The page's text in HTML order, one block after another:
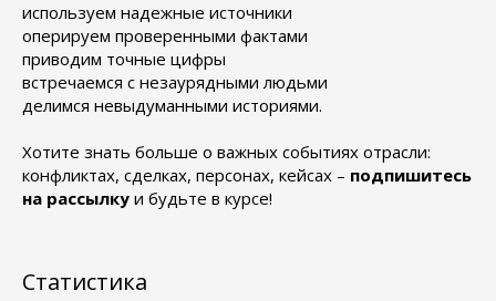
используем надежные источники
оперируем проверенными фактами
приводим точные цифры
встречаемся с незаурядными людьми
делимся невыдуманными историями.
Хотите знать больше о важных событиях отрасли:
конфликтах, сделках, персонах, кейсах – подпишитесь
на рассылку и будьте в курсе!
Статистика